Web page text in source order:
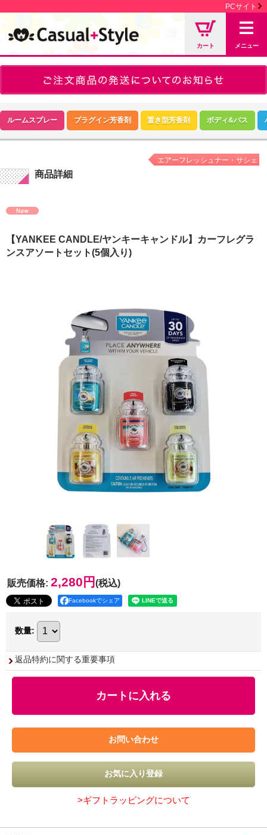
PCサイト
カート メニュー
ルームスプレー プラグイン芳香剤 置き型芳香剤 ボディ&バス
商品詳細
エアーフレッシュナー・サシェ
【YANKEE CANDLE/ヤンキーキャンドル】カーフレグラ
ンスアソートセット(5個入り)
販売価格: 2,280円 (税込)
Facebookでシェア
数量:
返品特約に関する重要事項
>ギフトラッピングについて